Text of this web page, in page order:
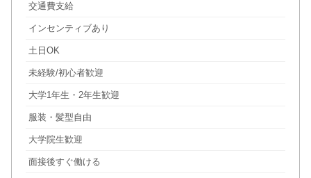
交通費支給
インセンティブあり
土日OK
未経験/初心者歓迎
大学1年生・2年生歓迎
服装・髪型自由
大学院生歓迎
面接後すぐ働ける